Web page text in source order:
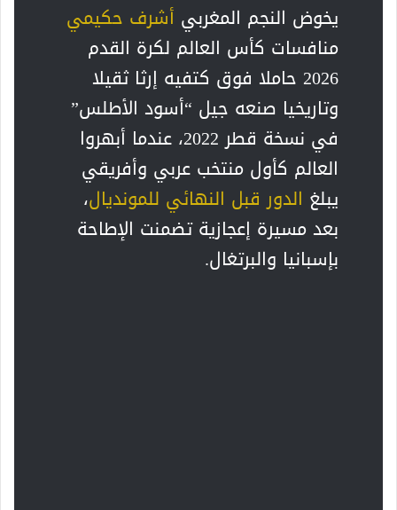
يخوض النجم المغربي أشرف حكيمي
منافسات كأس العالم لكرة القدم
2026 حاملا فوق كتفيه إرثا ثقيلا
وتاريخيا صنعه جيل “أسود الأطلس”
في نسخة قطر 2022، عندما أبهروا
العالم كأول منتخب عربي وأفريقي
يبلغ الدور قبل النهائي للمونديال،
بعد مسيرة إعجازية تضمنت الإطاحة
بإسبانيا والبرتغال.